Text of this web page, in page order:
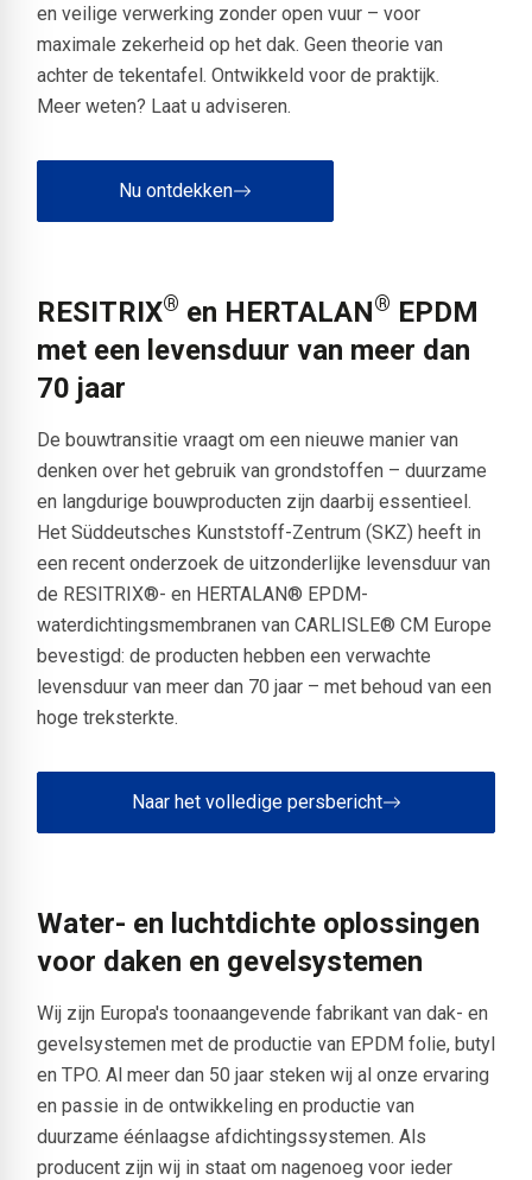
en veilige verwerking zonder open vuur – voor
maximale zekerheid op het dak. Geen theorie van
achter de tekentafel. Ontwikkeld voor de praktijk.
Meer weten? Laat u adviseren.
Nu ontdekken
RESITRIX® en HERTALAN® EPDM
met een levensduur van meer dan
70 jaar
De bouwtransitie vraagt om een nieuwe manier van
denken over het gebruik van grondstoffen – duurzame
en langdurige bouwproducten zijn daarbij essentieel.
Het Süddeutsches Kunststoff-Zentrum (SKZ) heeft in
een recent onderzoek de uitzonderlijke levensduur van
de RESITRIX®- en HERTALAN® EPDM-
waterdichtingsmembranen van CARLISLE® CM Europe
bevestigd: de producten hebben een verwachte
levensduur van meer dan 70 jaar – met behoud van een
hoge treksterkte.
Naar het volledige persbericht
Water- en luchtdichte oplossingen
voor daken en gevelsystemen
Wij zijn Europa's toonaangevende fabrikant van dak- en
gevelsystemen met de productie van EPDM folie, butyl
en TPO. Al meer dan 50 jaar steken wij al onze ervaring
en passie in de ontwikkeling en productie van
duurzame éénlaagse afdichtingssystemen. Als
producent zijn wij in staat om nagenoeg voor ieder